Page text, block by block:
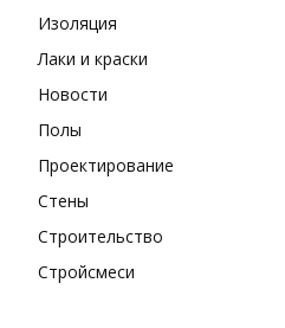
Изоляция
Лаки и краски
Новости
Полы
Проектирование
Стены
Строительство
Стройсмеси